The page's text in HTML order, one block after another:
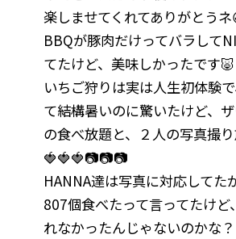
楽しませてくれてありがとうネ
BBQが豚肉だけってバラして
てたけど、美味しかったです🐷
いちご狩りは実は人生初体験
て結構暑いのに驚いたけど、
の食べ放題と、２人の写真撮
🍓🍓🍓📷📷📷
HANNA達は写真に対応してた
807個食べたって言ってたけ
れなかったんじゃないのかな？